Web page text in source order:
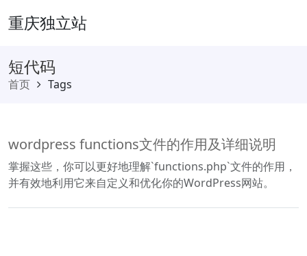
重庆独立站
短代码
首页 Tags
wordpress functions文件的作用及详细说明
掌握这些，你可以更好地理解`functions.php`文件的作用，
并有效地利用它来自定义和优化你的WordPress网站。